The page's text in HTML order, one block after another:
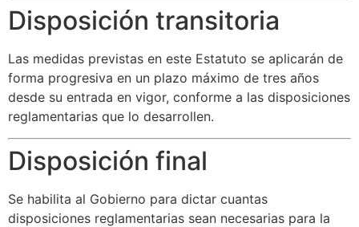
Disposición transitoria
Las medidas previstas en este Estatuto se aplicarán de
forma progresiva en un plazo máximo de tres años
desde su entrada en vigor, conforme a las disposiciones
reglamentarias que lo desarrollen.
Disposición final
Se habilita al Gobierno para dictar cuantas
disposiciones reglamentarias sean necesarias para la